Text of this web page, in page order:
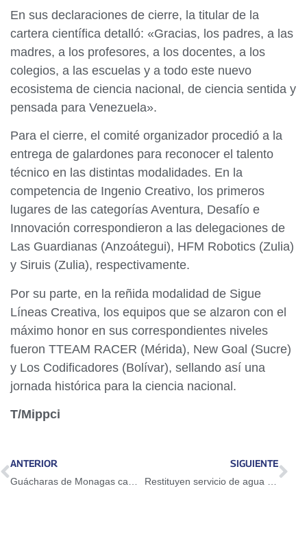
En sus declaraciones de cierre, la titular de la
cartera científica detalló: «Gracias, los padres, a las
madres, a los profesores, a los docentes, a los
colegios, a las escuelas y a todo este nuevo
ecosistema de ciencia nacional, de ciencia sentida y
pensada para Venezuela».
Para el cierre, el comité organizador procedió a la
entrega de galardones para reconocer el talento
técnico en las distintas modalidades. En la
competencia de Ingenio Creativo, los primeros
lugares de las categorías Aventura, Desafío e
Innovación correspondieron a las delegaciones de
Las Guardianas (Anzoátegui), HFM Robotics (Zulia)
y Siruis (Zulia), respectivamente.
Por su parte, en la reñida modalidad de Sigue
Líneas Creativa, los equipos que se alzaron con el
máximo honor en sus correspondientes niveles
fueron TTEAM RACER (Mérida), New Goal (Sucre)
y Los Codificadores (Bolívar), sellando así una
jornada histórica para la ciencia nacional.
T/Mippci
ANTERIOR
Guácharas de Monagas campeonas de la Liga Profesional de Voleibol Femenino
SIGUIENTE
Restituyen servicio de agua tras reparación de tubería en El Cafetal